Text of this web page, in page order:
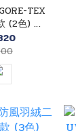
TEX
(2色) 防
/快乾